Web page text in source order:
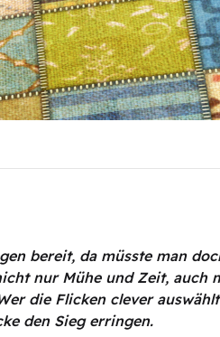
bereit, da müsste man
nur Mühe und Zeit, auch
die Flicken clever
den Sieg erringen.